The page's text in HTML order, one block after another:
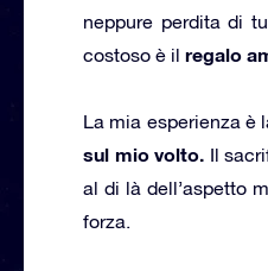
neppure perdita di
costoso è il regalo
La mia esperienza è
sul mio volto. Il
al di là dell’aspetto
forza.